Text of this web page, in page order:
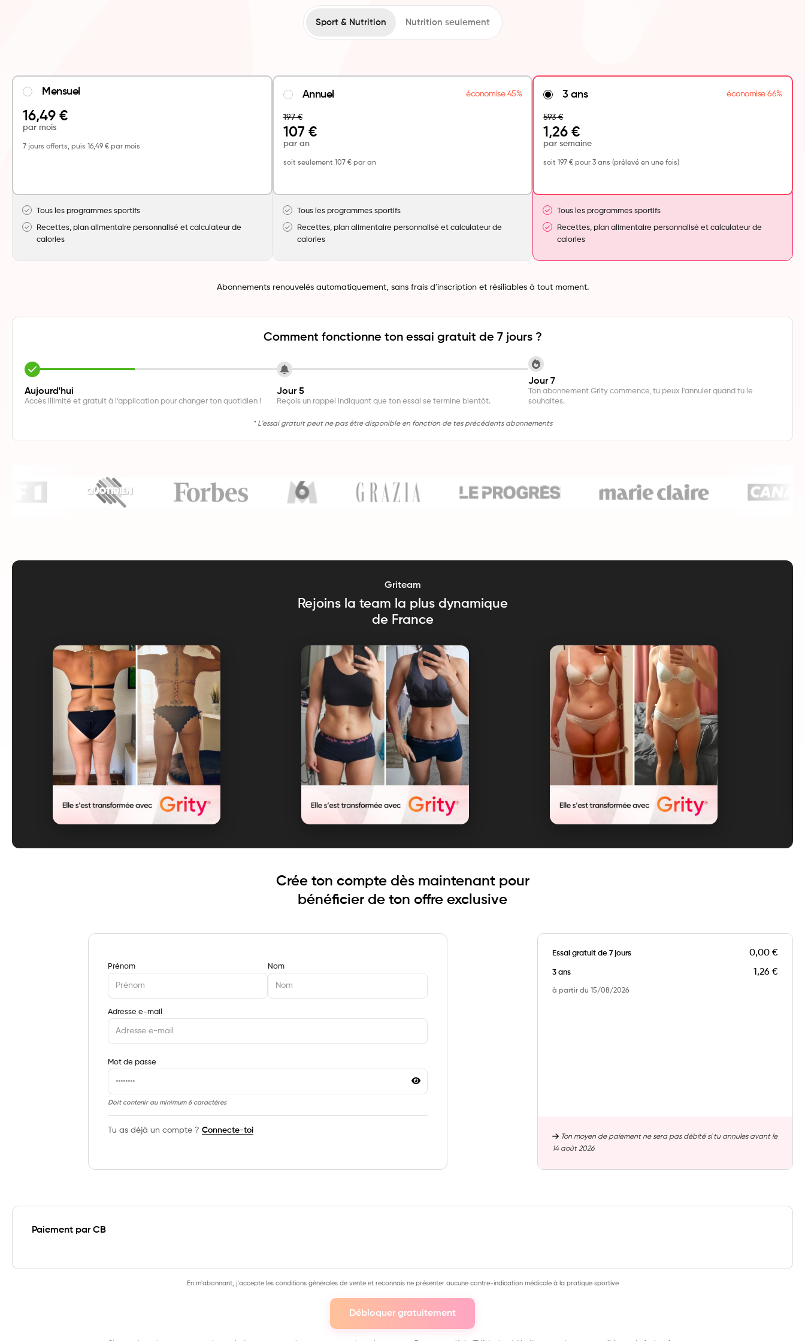
Sport & Nutrition Nutrition seulement
Mensuel
16,49 €
par mois
7 jours offerts, puis 16,49 € par mois
Tous les programmes sportifs
Recettes, plan alimentaire personnalisé et calculateur de
calories
Annuel économise 45%
197€
107 €
par an
soit seulement 107 € par an
Tous les programmes sportifs
Recettes, plan alimentaire personnalisé et calculateur de
calories
3 ans économise 66%
593€
1,26 €
par semaine
soit 197 € pour 3 ans (prélevé en une fois)
Tous les programmes sportifs
Recettes, plan alimentaire personnalisé et calculateur de
calories
Abonnements renouvelés automatiquement, sans frais d'inscription et résiliables à tout moment.
Comment fonctionne ton essai gratuit de 7 jours ?
Aujourd'hui
Accès illimité et gratuit à l’application pour changer ton quotidien !
Jour 5
Reçois un rappel indiquant que ton essai se termine bientôt.
Jour 7
Ton abonnement Grity commence, tu peux l'annuler quand tu le
souhaites.
* L'essai gratuit peut ne pas être disponible en fonction de tes précédents abonnements
Griteam
Rejoins la team la plus dynamique
de France
Crée ton compte dès maintenant pour
bénéficier de ton offre exclusive
Prénom Nom
Adresse e-mail
Mot de passe
Doit contenir au minimum 6 caractères
Tu as déjà un compte ? Connecte-toi
Essai gratuit de 7 jours 0,00 €
3 ans 1,26 €
à partir du 15/08/2026
Ton moyen de paiement ne sera pas débité si tu annules avant le
14 août 2026
Paiement par CB
En m'abonnant, j'accepte les conditions générales de vente et reconnais ne présenter aucune contre-indication médicale à la pratique sportive
Débloquer gratuitement